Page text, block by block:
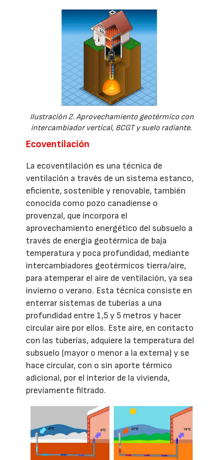
Ilustración 2. Aprovechamiento geotérmico con
intercambiador vertical, BCGT y suelo radiante.
Ecoventilación
La ecoventilación es una técnica de
ventilación a través de un sistema estanco,
eficiente, sostenible y renovable, también
conocida como pozo canadiense o
provenzal, que incorpora el
aprovechamiento energético del subsuelo a
través de energía geotérmica de baja
temperatura y poca profundidad, mediante
intercambiadores geotérmicos tierra/aire,
para atemperar el aire de ventilación, ya sea
invierno o verano. Esta técnica consiste en
enterrar sistemas de tuberías a una
profundidad entre 1,5 y 5 metros y hacer
circular aire por ellos. Este aire, en contacto
con las tuberías, adquiere la temperatura del
subsuelo (mayor o menor a la externa) y se
hace circular, con o sin aporte térmico
adicional, por el interior de la vivienda,
previamente filtrado.